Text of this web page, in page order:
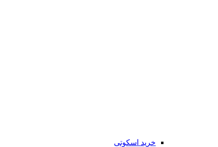
خرید اسکوتی